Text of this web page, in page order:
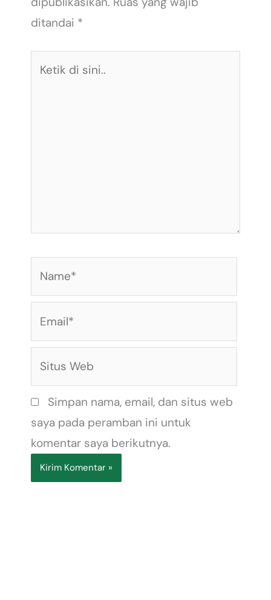
ditandai *
Simpan nama, email, dan situs web
saya pada peramban ini untuk
komentar saya berikutnya.